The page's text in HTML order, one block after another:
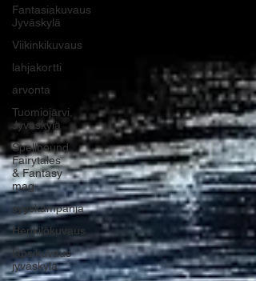
Fantasiakuvaus
Jyväskylä
Viikinkikuvaus
lahjakortti
arvonta
Tuomiojärvi,
Jyväskylä
Spellbound
Fairytales
& Fantasy
mag
syyskampanja
Henkilökuvaus
lapsikuvaus
jyväskylä